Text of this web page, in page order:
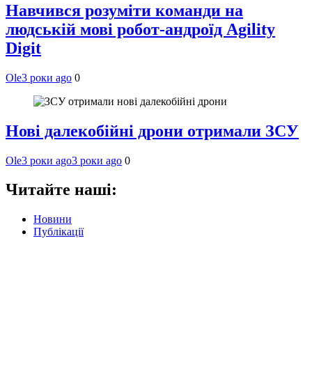
Навчився розуміти команди на
людській мові робот-андроїд Agility
Digit
Ole3 роки ago 0
Нові далекобійні дрони отримали ЗСУ
Ole3 роки ago3 роки ago 0
Читайте наші:
Новини
Публікації